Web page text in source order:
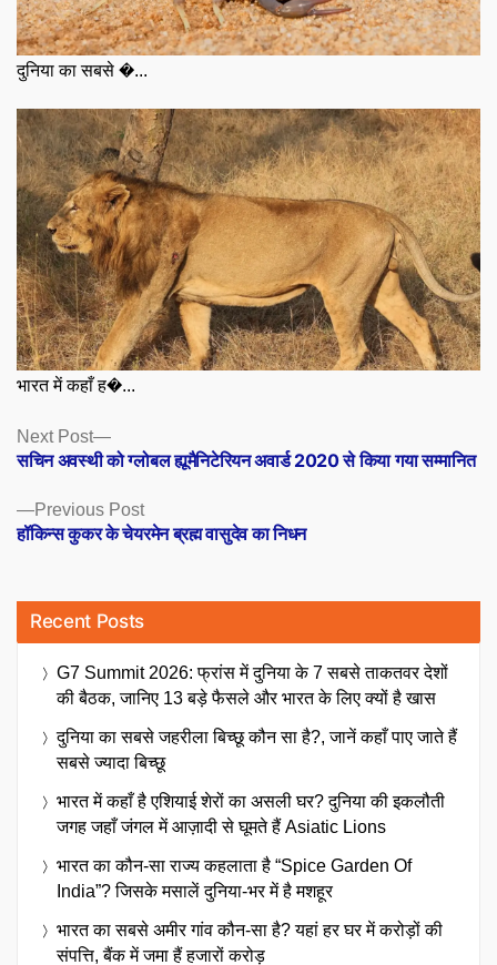
दुनिया का सबसे �...
भारत में कहाँ ह�...
Posts
navigation
Previous PostPrevious
post:
हॉकिन्स कुकर के चेयरमेन ब्रह्म वासुदेव का निधन
Next Post
Next
post:
सचिन अवस्थी को ग्लोबल ह्यूमैनिटेरियन अवार्ड 2020 से किया गया सम्मानित
Recent Posts
G7 Summit 2026: फ्रांस में दुनिया के 7 सबसे ताकतवर देशों
की बैठक, जानिए 13 बड़े फैसले और भारत के लिए क्यों है खास
दुनिया का सबसे जहरीला बिच्छू कौन सा है?, जानें कहाँ पाए जाते हैं
सबसे ज्यादा बिच्छू
भारत में कहाँ है एशियाई शेरों का असली घर? दुनिया की इकलौती
जगह जहाँ जंगल में आज़ादी से घूमते हैं Asiatic Lions
भारत का कौन-सा राज्य कहलाता है “Spice Garden Of
India”? जिसके मसालें दुनिया-भर में है मशहूर
भारत का सबसे अमीर गांव कौन-सा है? यहां हर घर में करोड़ों की
संपत्ति, बैंक में जमा हैं हजारों करोड़